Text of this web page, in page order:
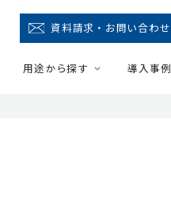
資料請求・お問い合わせ
用途から探す 導入事例